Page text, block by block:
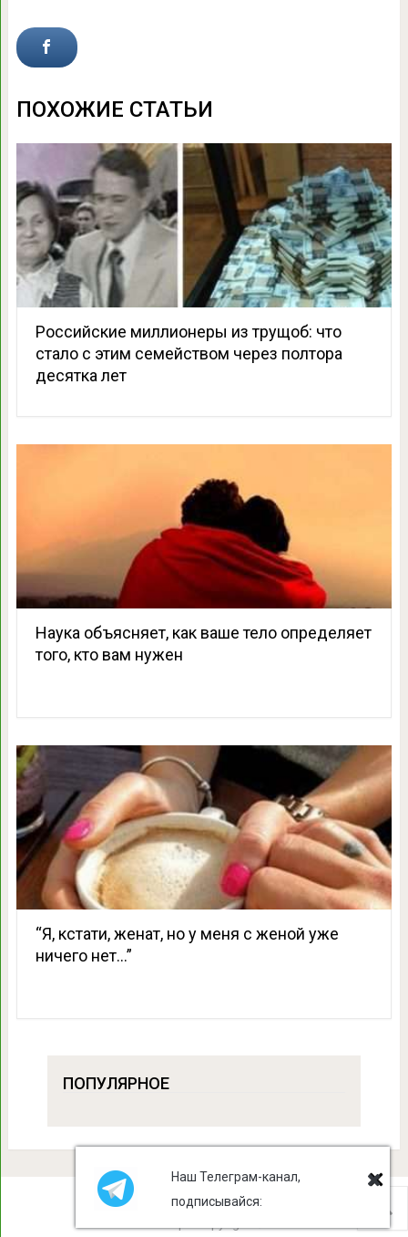
ПОХОЖИЕ СТАТЬИ
Российские миллионеры из трущоб: что
стало с этим семейством через полтора
десятка лет
Наука объясняет, как ваше тело определяет
того, кто вам нужен
“Я, кстати, женат, но у меня с женой уже
ничего нет…”
ПОПУЛЯРНОЕ
Наш Телеграм-канал,
подписывайся: